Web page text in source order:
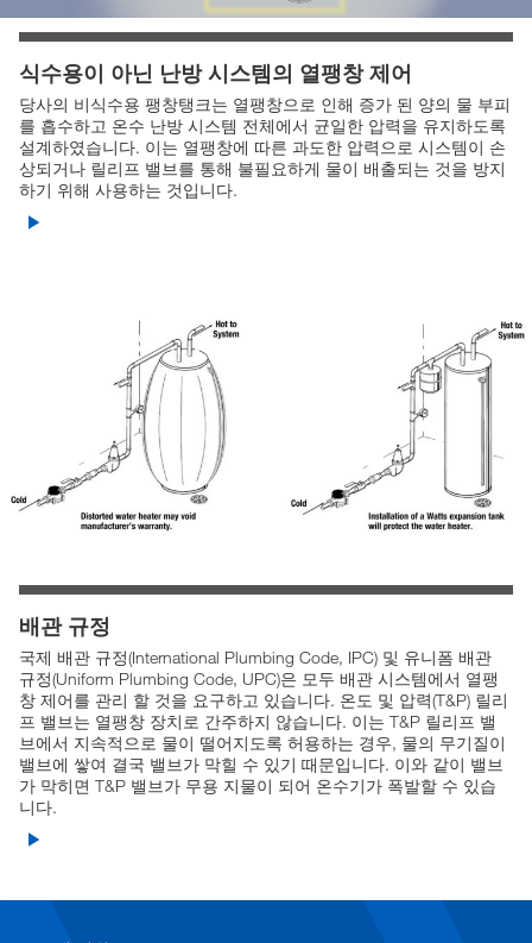
식수용이 아닌 난방 시스템의 열팽창 제어
당사의 비식수용 팽창탱크는 열팽창으로 인해 증가 된 양의 물 부피
를 흡수하고 온수 난방 시스템 전체에서 균일한 압력을 유지하도록
설계하였습니다. 이는 열팽창에 따른 과도한 압력으로 시스템이 손
상되거나 릴리프 밸브를 통해 불필요하게 물이 배출되는 것을 방지
하기 위해 사용하는 것입니다.
배관 규정
국제 배관 규정(International Plumbing Code, IPC) 및 유니폼 배관
규정(Uniform Plumbing Code, UPC)은 모두 배관 시스템에서 열팽
창 제어를 관리 할 것을 요구하고 있습니다. 온도 및 압력(T&P) 릴리
프 밸브는 열팽창 장치로 간주하지 않습니다. 이는 T&P 릴리프 밸
브에서 지속적으로 물이 떨어지도록 허용하는 경우, 물의 무기질이
밸브에 쌓여 결국 밸브가 막힐 수 있기 때문입니다. 이와 같이 밸브
가 막히면 T&P 밸브가 무용 지물이 되어 온수기가 폭발할 수 있습
니다.